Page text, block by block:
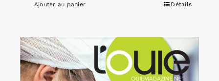
Ajouter au panier Détails